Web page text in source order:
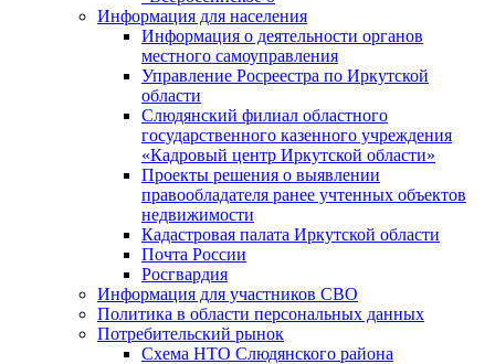
Информация для населения
Информация о деятельности органов
местного самоуправления
Управление Росреестра по Иркутской
области
Слюдянский филиал областного
государственного казенного учреждения
«Кадровый центр Иркутской области»
Проекты решения о выявлении
правообладателя ранее учтенных объектов
недвижимости
Кадастровая палата Иркутской области
Почта России
Росгвардия
Информация для участников СВО
Политика в области персональных данных
Потребительский рынок
Схема НТО Слюдянского района